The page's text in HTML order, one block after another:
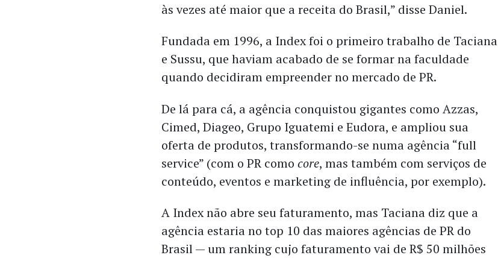
às vezes até maior que a receita do Brasil,” disse Daniel.
Fundada em 1996, a Index foi o primeiro trabalho de Taciana
e Sussu, que haviam acabado de se formar na faculdade
quando decidiram empreender no mercado de PR.
De lá para cá, a agência conquistou gigantes como Azzas,
Cimed, Diageo, Grupo Iguatemi e Eudora, e ampliou sua
oferta de produtos, transformando-se numa agência “full
service” (com o PR comocore, mas também com serviços de
conteúdo, eventos e marketing de influência, por exemplo).
A Index não abre seu faturamento, mas Taciana diz que a
agência estaria no top 10 das maiores agências de PR do
Brasil — um ranking cujo faturamento vai de R$ 50 milhões